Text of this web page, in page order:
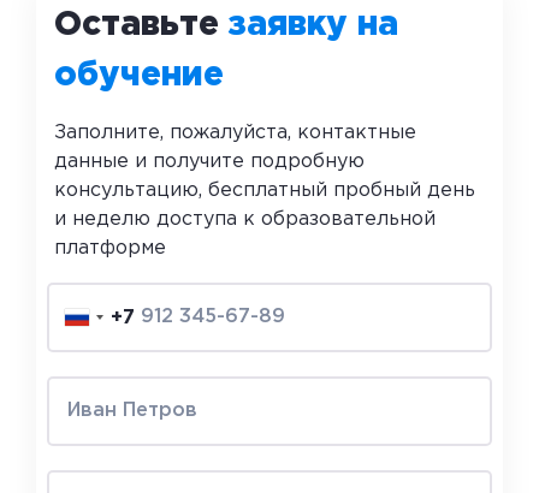
Оставьтезаявку на
обучение
Заполните, пожалуйста, контактные
данные и получите подробную
консультацию, бесплатный пробный день
и неделю доступа к образовательной
платформе
+7